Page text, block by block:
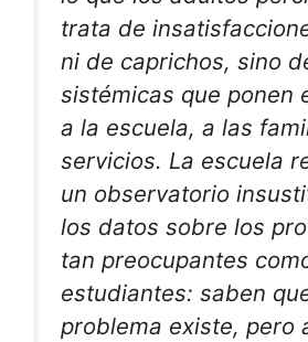
trata de
ni de caprichos, sino
sistémicas que ponen
a la escuela, a las
servicios. La escuela
un observatorio
los datos sobre los
tan preocupantes
estudiantes: saben
problema existe, pero